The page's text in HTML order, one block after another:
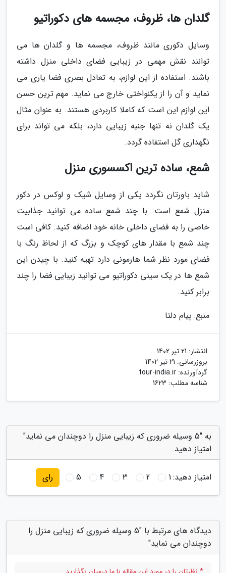
گلدان ها، ظروف، مجسمه های دکوراتیو
وسایل دکوری مانند ظروف، مجسمه ها و گلدان ها می
توانند نقش مهمی در زیبایی فضای داخلی منزل داشته
باشند. استفاده از این لوازم، به تعادل بصری فضا یاری می
نماید و آن را از یکنواختی خارج می نماید. مهم ترین حسن
این لوازم این است که کاملا کاربردی هستند. به عنوان مثال
یک گلدان نه تنها جنبه زیبایی دارد، بلکه می تواند برای
نگهداری گل استفاده گردد.
شمع، ساده ترین اکسسوری منزل
شاید باورتان نگردد یکی از وسایل شیک و لوکس در دکور
منزل شمع است. با چند شمع ساده می توانید جذابیت
خاصی را به فضای داخلی خانه خود اضافه کنید. کافی است
چند شمع با مقدار های کوچک و بزرگ که از لحاظ رنگ با
فضای مورد نظر شما هارمونی دارد تهیه کنید. با چیدن این
شمع ها در یک سینی دکوراتیو می توانید زیبایی فضا را چند
برابر کنید.
منبع: پیام دلتا
انتشار: 21 تیر 1402
بروزرسانی: 21 تیر 1402
گردآورنده: tour-india.ir
شناسه مطلب: 1623
به "5 وسیله ضروری که زیبایی منزل را دوچندان می نماید"
امتیاز دهید
امتیاز دهید:1
2
3
4
5 رای
دیدگاه های مرتبط با "5 وسیله ضروری که زیبایی منزل را
دوچندان می نماید"